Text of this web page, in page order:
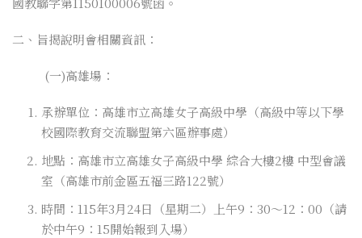
二、旨揭說明會相關資訊：
(一)高雄場：
承辦單位：高雄市立高雄女子高級中學（高級中等以下學
校國際教育交流聯盟第六區辦事處）
地點：高雄市立高雄女子高級中學 綜合大樓2樓 中型會議
室（高雄市前金區五福三路122號）
時間：115年3月24日（星期二）上午9：30～12：00（請
於中午9：15開始報到入場）